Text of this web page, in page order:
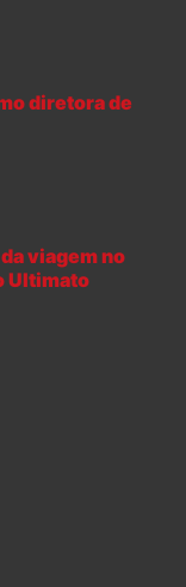
diretora de
viagem no
Ultimato